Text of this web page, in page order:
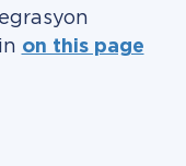
on this page